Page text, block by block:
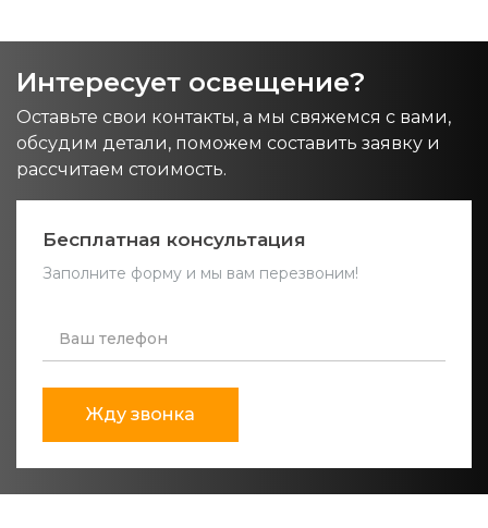
Интересует освещение?
Оставьте свои контакты, а мы свяжемся с вами,
обсудим детали, поможем составить заявку и
рассчитаем стоимость.
Бесплатная консультация
Заполните форму и мы вам перезвоним!
Жду звонка